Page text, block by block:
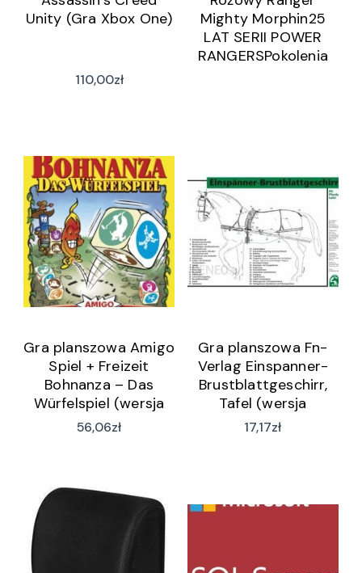
Unity (Gra Xbox One)
110,00zł
Mighty Morphin25
LAT SERII POWER
RANGERSPokolenia
Power Rangers w
nowej
Gra planszowa Amigo
Spiel + Freizeit
Bohnanza – Das
Würfelspiel (wersja
niemiecka)
56,06zł
Gra planszowa Fn-
Verlag Einspanner-
Brustblattgeschirr,
Tafel (wersja
niemiecka)
17,17zł